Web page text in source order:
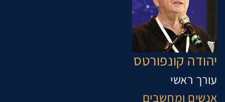
יהודה קונפורטס
עורך ראשי
אנשים ומחשבים